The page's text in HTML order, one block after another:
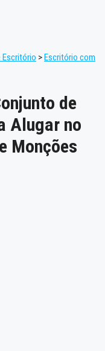
Escritório >Escritório com
de
Alugar no
Monções